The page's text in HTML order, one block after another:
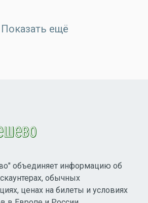
Показать ещё
объединяет информацию об
обычных
ценах на билеты и условиях